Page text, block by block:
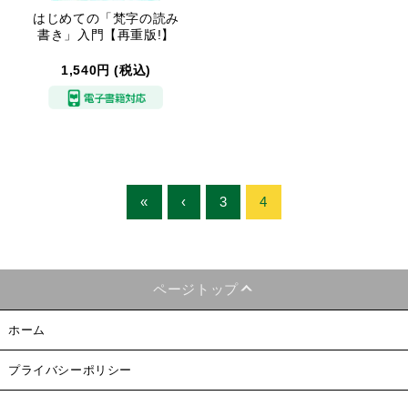
はじめての「梵字の読み
書き」入門【再重版!】
1,540円 (税込)
« ‹ 3 4
ページトップ
ホーム
プライバシーポリシー